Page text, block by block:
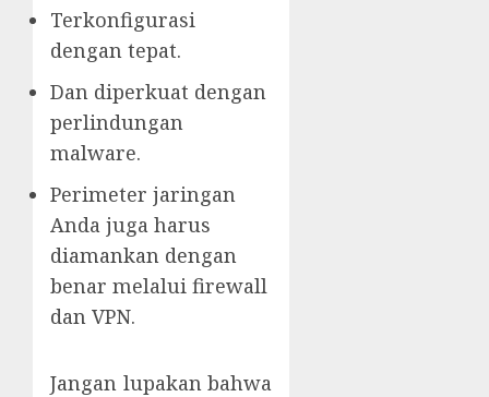
Terkonfigurasi
dengan tepat.
Dan diperkuat dengan
perlindungan
malware.
Perimeter jaringan
Anda juga harus
diamankan dengan
benar melalui firewall
dan VPN.
Jangan lupakan bahwa